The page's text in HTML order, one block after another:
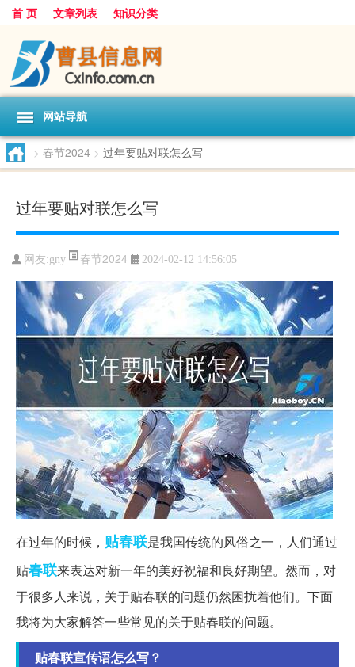
首 页 文章列表 知识分类
网站导航
> 春节2024 > 过年要贴对联怎么写
过年要贴对联怎么写
网友:gny 春节2024 2024-02-12 14:56:05
在过年的时候， 贴春联是我国传统的风俗之一，人们通过
贴春联来表达对新一年的美好祝福和良好期望。然而，对
于很多人来说，关于贴春联的问题仍然困扰着他们。下面
我将为大家解答一些常见的关于贴春联的问题。
贴春联宣传语怎么写？